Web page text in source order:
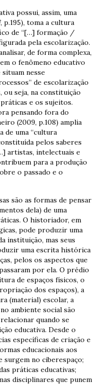
possui, assim, uma
toma a cultura
de “[…] formação /
pela escolarização.
de forma complexa,
o fenômeno educativo
situam nesse
de escolarização
ou seja, na constituição
e os sujeitos.
pensando fora do
(2009, p.108) amplia
de uma “cultura
pelos saberes
artistas, intelectuais e
para a produção
o passado e o
são as formas de pensar
dela) de uma
O historiador, em
pode produzir uma
instituição, mas seus
uma escrita histórica
pelos os aspectos que
por ela. O prédio
de espaços físicos, o
dos espaços), a
(material) escolar, a
ambiente social são
quando se
educativa. Desde o
específicas de criação e
educacionais aos
surgem no ciberespaço;
práticas educativas;
disciplinares que punem